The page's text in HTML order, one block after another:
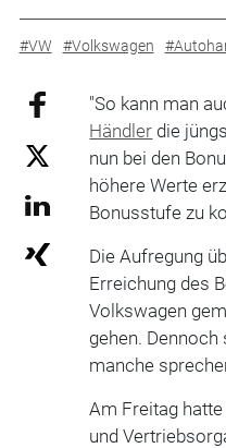
#VW #Volkswagen
"So kann man
Händler die
nun bei den
höhere Werte
Bonusstufe zu
Die Aufregung
Erreichung des
Volkswagen
gehen.
manche
Am Freitag
und